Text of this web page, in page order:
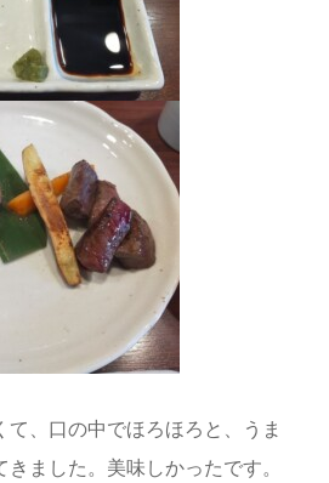
、口の中でほろほろと、うま
ました。美味しかったです。